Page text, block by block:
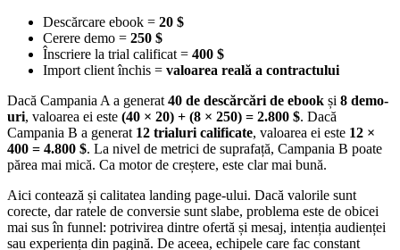
Descărcare ebook = 20 $
Cerere demo = 250 $
Înscriere la trial calificat = 400 $
Import client închis = valoarea reală a contractului
Dacă Campania A a generat 40 de descărcări de ebook și 8 demo-
uri, valoarea ei este (40 × 20) + (8 × 250) = 2.800 $. Dacă
Campania B a generat 12 trialuri calificate, valoarea ei este 12 ×
400 = 4.800 $. La nivel de metrici de suprafață, Campania B poate
părea mai mică. Ca motor de creștere, este clar mai bună.
Aici contează și calitatea landing page-ului. Dacă valorile sunt
corecte, dar ratele de conversie sunt slabe, problema este de obicei
mai sus în funnel: potrivirea dintre ofertă și mesaj, intenția audienței
sau experiența din pagină. De aceea, echipele care fac constant